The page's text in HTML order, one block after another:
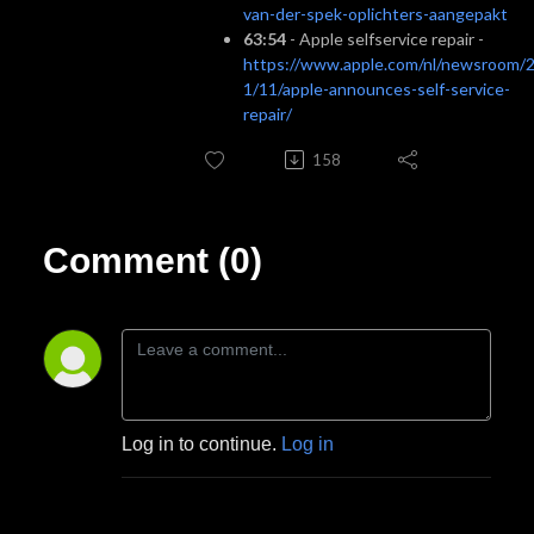
van-der-spek-oplichters-aangepakt
63:54 - Apple selfservice repair -
https://www.apple.com/nl/newsroom/
1/11/apple-announces-self-service-
repair/
158
Comment (0)
Log in to continue. Log in